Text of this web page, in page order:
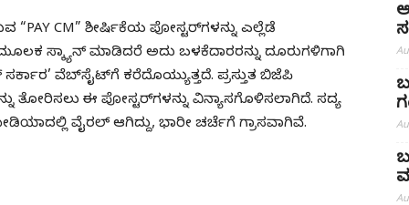
CM” ಶೀರ್ಷಿಕೆಯ ಪೋಸ್ಟರ್‌ಗಳನ್ನು ಎಲ್ಲೆಡೆ
ಸ್ಕ್ಯಾನ್ ಮಾಡಿದರೆ ಅದು ಬಳಕೆದಾರರನ್ನು ದೂರುಗಳಿಗಾಗಿ
ವೆಬ್‌ಸೈಟ್‌ಗೆ ಕರೆದೊಯ್ಯುತ್ತದೆ. ಪ್ರಸ್ತುತ ಬಿಜೆಪಿ
ತೋರಿಸಲು ಈ ಪೋಸ್ಟರ್‌ಗಳನ್ನು ವಿನ್ಯಾಸಗೊಳಿಸಲಾಗಿದೆ. ಸದ್ಯ
ವೈರಲ್‌ ಆಗಿದ್ದು, ಭಾರೀ ಚರ್ಚೆಗೆ ಗ್ರಾಸವಾಗಿವೆ.